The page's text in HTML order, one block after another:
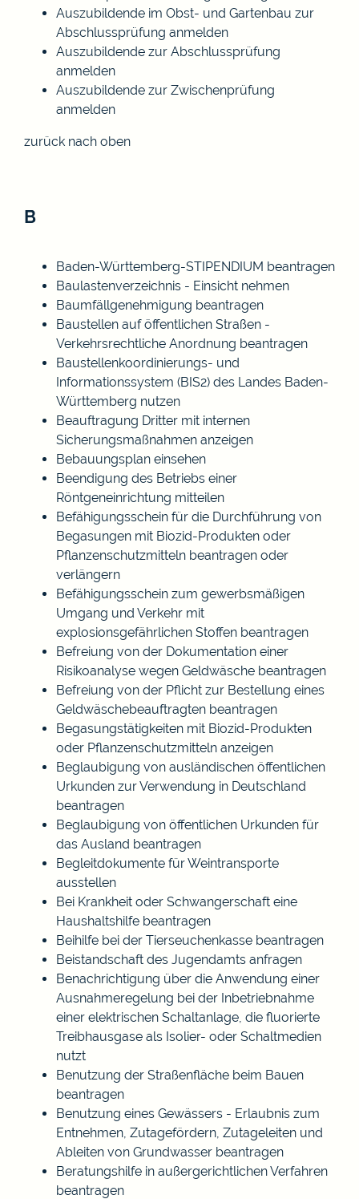
Auszubildende im Obst- und Gartenbau zur
Abschlussprüfung anmelden
Auszubildende zur Abschlussprüfung
anmelden
Auszubildende zur Zwischenprüfung
anmelden
zurück nach oben
B
Baden-Württemberg-STIPENDIUM beantragen
Baulastenverzeichnis - Einsicht nehmen
Baumfällgenehmigung beantragen
Baustellen auf öffentlichen Straßen -
Verkehrsrechtliche Anordnung beantragen
Baustellenkoordinierungs- und
Informationssystem (BIS2) des Landes Baden-
Württemberg nutzen
Beauftragung Dritter mit internen
Sicherungsmaßnahmen anzeigen
Bebauungsplan einsehen
Beendigung des Betriebs einer
Röntgeneinrichtung mitteilen
Befähigungsschein für die Durchführung von
Begasungen mit Biozid-Produkten oder
Pflanzenschutzmitteln beantragen oder
verlängern
Befähigungsschein zum gewerbsmäßigen
Umgang und Verkehr mit
explosionsgefährlichen Stoffen beantragen
Befreiung von der Dokumentation einer
Risikoanalyse wegen Geldwäsche beantragen
Befreiung von der Pflicht zur Bestellung eines
Geldwäschebeauftragten beantragen
Begasungstätigkeiten mit Biozid-Produkten
oder Pflanzenschutzmitteln anzeigen
Beglaubigung von ausländischen öffentlichen
Urkunden zur Verwendung in Deutschland
beantragen
Beglaubigung von öffentlichen Urkunden für
das Ausland beantragen
Begleitdokumente für Weintransporte
ausstellen
Bei Krankheit oder Schwangerschaft eine
Haushaltshilfe beantragen
Beihilfe bei der Tierseuchenkasse beantragen
Beistandschaft des Jugendamts anfragen
Benachrichtigung über die Anwendung einer
Ausnahmeregelung bei der Inbetriebnahme
einer elektrischen Schaltanlage, die fluorierte
Treibhausgase als Isolier- oder Schaltmedien
nutzt
Benutzung der Straßenfläche beim Bauen
beantragen
Benutzung eines Gewässers - Erlaubnis zum
Entnehmen, Zutagefördern, Zutageleiten und
Ableiten von Grundwasser beantragen
Beratungshilfe in außergerichtlichen Verfahren
beantragen